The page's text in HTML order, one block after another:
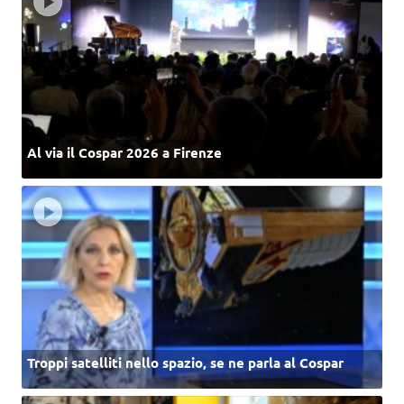
Al via il Cospar 2026 a Firenze
Troppi satelliti nello spazio, se ne parla al Cospar